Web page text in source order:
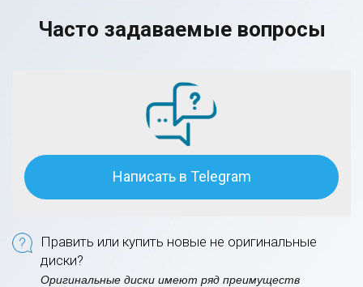
Часто задаваемые вопросы
Написать в Telegram
Править или купить новые не оригинальные
диски?
Оригинальные диски имеют ряд преимуществ